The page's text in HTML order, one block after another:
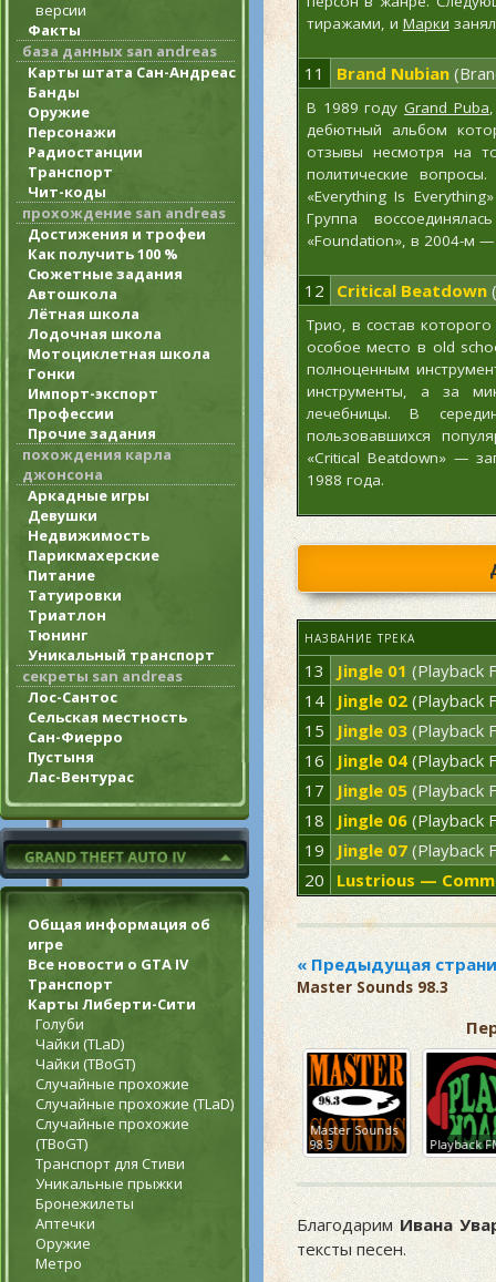
версии
Факты
база данных san andreas
Карты штата Сан-Андреас
Банды
Оружие
Персонажи
Радиостанции
Транспорт
Чит-коды
прохождение san andreas
Достижения и трофеи
Как получить 100 %
Сюжетные задания
Автошкола
Лётная школа
Лодочная школа
Мотоциклетная школа
Гонки
Импорт-экспорт
Профессии
Прочие задания
похождения карла
джонсона
Аркадные игры
Девушки
Недвижимость
Парикмахерские
Питание
Татуировки
Триатлон
Тюнинг
Уникальный транспорт
секреты san andreas
Лос-Сантос
Сельская местность
Сан-Фиерро
Пустыня
Лас-Вентурас
Общая информация об
игре
Все новости о GTA IV
Транспорт
Карты Либерти-Сити
Голуби
Чайки (TLaD)
Чайки (TBoGT)
Случайные прохожие
Случайные прохожие (TLaD)
Случайные прохожие
(TBoGT)
Транспорт для Стиви
Уникальные прыжки
Бронежилеты
Аптечки
Оружие
Метро
тиражами, и Марки
11 Brand Nubian
В 1989 годуGrand Puba
дебютный альбом
отзывы несмотря на
политические
«Everything Is
Группа
«Foundation», в 2004-м —
12 Critical Beatdown
Трио, в состав
особое место в old
полноценным
инструменты, а за
лечебницы. В
пользовавшихся
«Critical Beatdown» —
1988 года.
НАЗВАНИЕ ТРЕКА
13 Jingle 01 (Playback
14
Jingle 02(Playback
15
Jingle 03(Playback
16
Jingle 04(Playback
17
Jingle 05(Playback
18
Jingle 06(Playback
19
Jingle 07(Playback
20
Lustrious —
Master Sounds 98.3
SF-UR
Master Sounds
98.3
Playback
БлагодаримИвана
тексты песен.